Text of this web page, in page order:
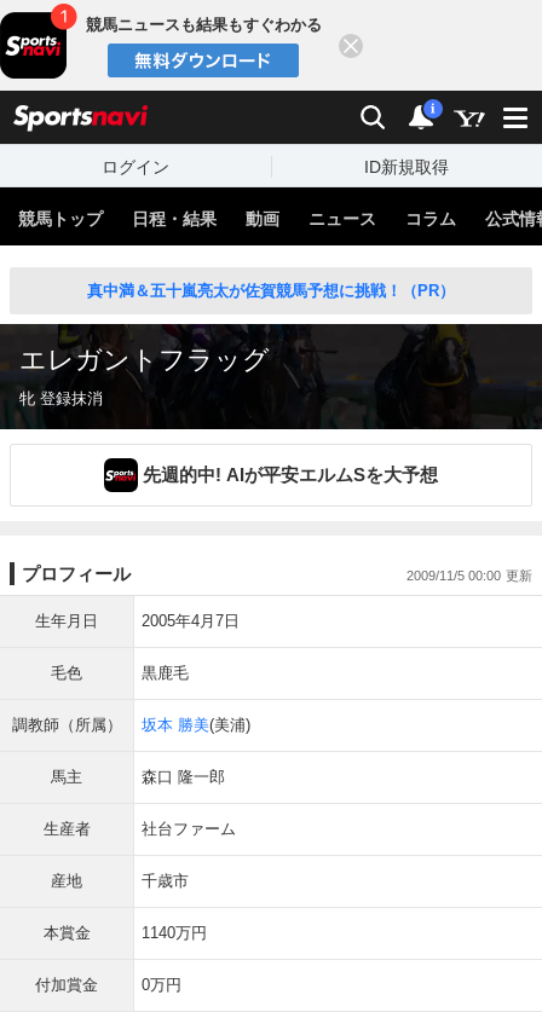
競馬ニュースも結果もすぐわかる
検索 通知
i
ログイン ID新規取得
競馬トップ 日程・結果 動画 ニュース コラム 公式情
真中満＆五十嵐亮太が佐賀競馬予想に挑戦！（PR）
エレガントフラッグ
牝 登録抹消
先週的中! AIが平安エルムSを大予想
プロフィール 2009/11/5 00:00
生年月日 2005年4月7日
毛色 黒鹿毛
調教師（所属） 坂本 勝美(美浦)
馬主 森口 隆一郎
生産者 社台ファーム
産地 千歳市
本賞金 1140万円
付加賞金 0万円